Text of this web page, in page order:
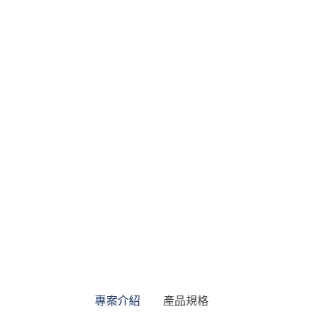
專案介紹 產品規格